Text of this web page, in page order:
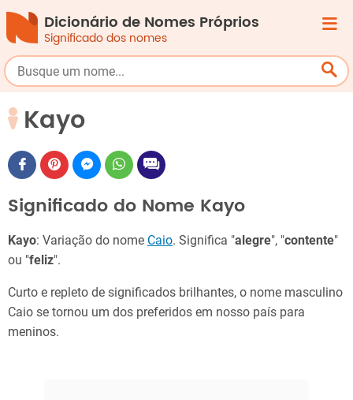
Dicionário de Nomes Próprios
Significado dos nomes
Kayo
Significado do Nome Kayo
Kayo: Variação do nome Caio. Significa "alegre", "contente"
ou "feliz".
Curto e repleto de significados brilhantes, o nome masculino
Caio se tornou um dos preferidos em nosso país para
meninos.